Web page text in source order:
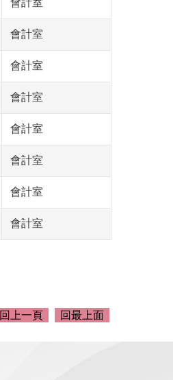
會計室
會計室
會計室
會計室
會計室
會計室
會計室
會計室
回上一頁 回最上面